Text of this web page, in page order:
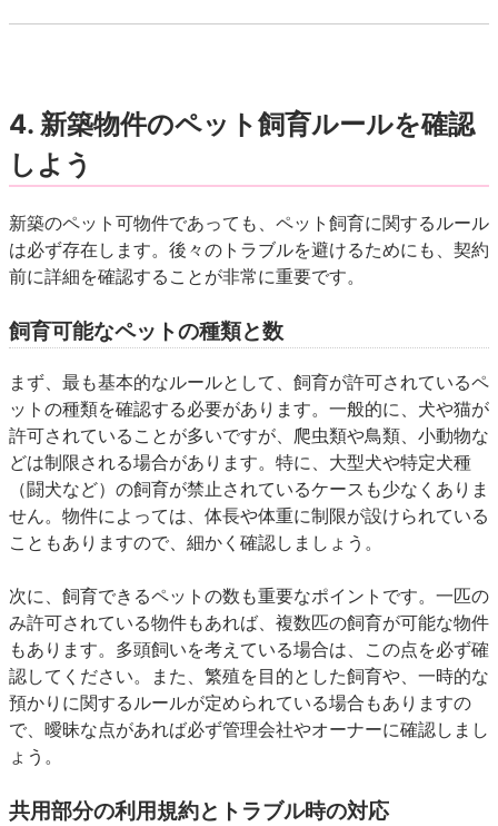
4. 新築物件のペット飼育ルールを確認
しよう
新築のペット可物件であっても、ペット飼育に関するルール
は必ず存在します。後々のトラブルを避けるためにも、契約
前に詳細を確認することが非常に重要です。
飼育可能なペットの種類と数
まず、最も基本的なルールとして、 飼育が許可されているペ
ットの種類を確認する必要があります。一般的に、犬や猫が
許可されていることが多いですが、爬虫類や鳥類、小動物な
どは制限される場合があります。特に、 大型犬や特定犬種
（闘犬など）の飼育が禁止されているケースも少なくありま
せん。物件によっては、体長や体重に制限が設けられている
こともありますので、細かく確認しましょう。
次に、 飼育できるペットの数 も重要なポイントです。一匹の
み許可されている物件もあれば、複数匹の飼育が可能な物件
もあります。多頭飼いを考えている場合は、この点を必ず確
認してください。また、繁殖を目的とした飼育や、一時的な
預かりに関するルールが定められている場合もありますの
で、曖昧な点があれば必ず管理会社やオーナーに確認しまし
ょう。
共用部分の利用規約とトラブル時の対応